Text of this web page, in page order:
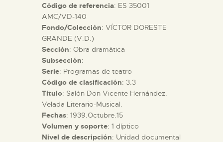
ACTIVIDADES
█
EL MUSEO
COLECCIONES
DIDÁCTICA
Código de referencia: ES 35001
AMC/VD-140
Fondo/Colección: VÍCTOR DORESTE
GRANDE (V.D.)
Sección: Obra dramática
Subsección:
Serie: Programas de teatro
Código de clasificación: 3.3
Título: Salón Don Vicente Hernández.
Velada Literario-Musical.
Fechas: 1939.Octubre.15
Volumen y soporte: 1 díptico
Nivel de descripción: Unidad documental